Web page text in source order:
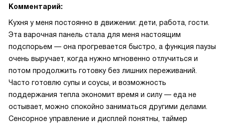
Комментарий:
Кухня у меня постоянно в движении: дети, работа, гости.
Эта варочная панель стала для меня настоящим
подспорьем — она прогревается быстро, а функция паузы
очень выручает, когда нужно мгновенно отлучиться и
потом продолжить готовку без лишних переживаний.
Часто готовлю супы и соусы, и возможность
поддержания тепла экономит время и силу — еда не
остывает, можно спокойно заниматься другими делами.
Сенсорное управление и дисплей понятны, таймер